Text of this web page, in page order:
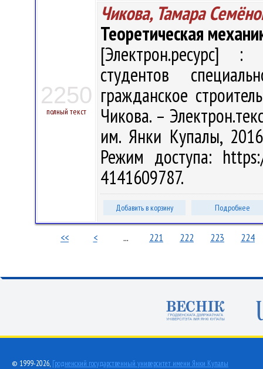
2250
полный текст
Чикова, Тамара
Теоретическая
[Электрон.ресурс] :
студентов
гражданское
Чикова. –
им. Янки Купалы,
Режим доступа:
4141609787.
Добавить в корзину Подробнее
<< < ... 221 222 223 224
© 1999-2026, Гродненский государственный университет имени Янки Купалы